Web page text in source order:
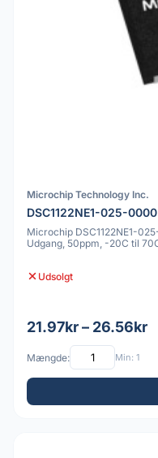
Microchip Technology Inc.
DSC1122NE1-025-0000
Microchip DSC1122NE1-
Udgang, 50ppm, -20C til
Udsolgt
21.97kr – 26.56kr
Mængde: Min: 1